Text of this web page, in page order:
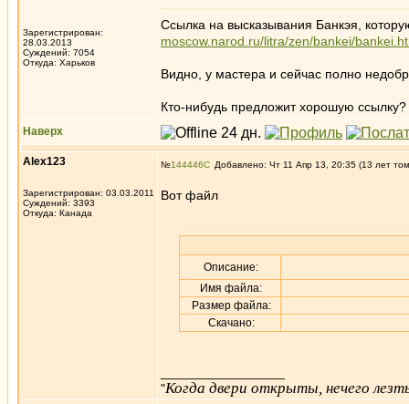
Зарегистрирован:
28.03.2013
Суждений: 7054
Откуда: Харьков
Ссылка на высказывания Банкэя,
moscow.narod.ru/litra/zen/bankei/
Видно, у мастера и сейчас полно
Кто-нибудь предложит хорошую ссылку?
Наверх
Alex123
Зарегистрирован: 03.03.2011
Суждений: 3393
Откуда: Канада
№144446 Добавлено: Чт 11 Апр 13, 20:35 (13 лет
Вот файл
Описание:
Имя файла:
Размер файла:
Скачано:
"Когда двери открыты, нечего